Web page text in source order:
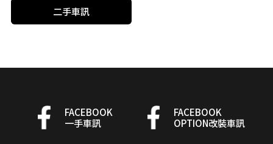
二手車訊
FACEBOOK
一手車訊
FACEBOOK
OPTION改裝車訊